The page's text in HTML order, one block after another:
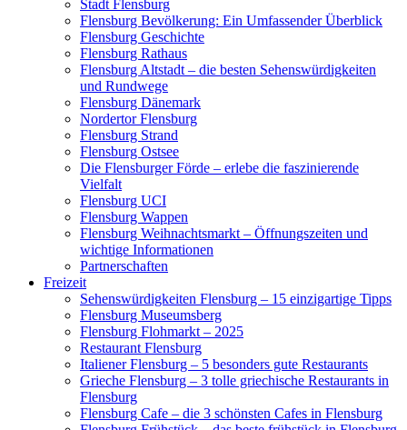
Stadt Flensburg
Flensburg Bevölkerung: Ein Umfassender Überblick
Flensburg Geschichte
Flensburg Rathaus
Flensburg Altstadt – die besten Sehenswürdigkeiten
und Rundwege
Flensburg Dänemark
Nordertor Flensburg
Flensburg Strand
Flensburg Ostsee
Die Flensburger Förde – erlebe die faszinierende
Vielfalt
Flensburg UCI
Flensburg Wappen
Flensburg Weihnachtsmarkt – Öffnungszeiten und
wichtige Informationen
Partnerschaften
Freizeit
Sehenswürdigkeiten Flensburg – 15 einzigartige Tipps
Flensburg Museumsberg
Flensburg Flohmarkt – 2025
Restaurant Flensburg
Italiener Flensburg – 5 besonders gute Restaurants
Grieche Flensburg – 3 tolle griechische Restaurants in
Flensburg
Flensburg Cafe – die 3 schönsten Cafes in Flensburg